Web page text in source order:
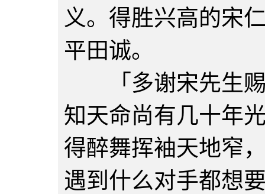
义。得胜兴高的宋
平田诚。
「多谢宋先生赐
知天命尚有几十年
得醉舞挥袖天地窄
遇到什么对手都想